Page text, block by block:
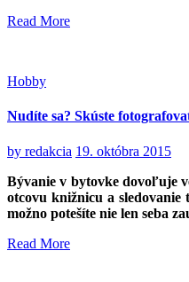
Read More
Hobby
Nudíte sa? Skúste
by redakcia 19. októbra 2015
Bývanie v bytovke dovoľuje
otcovu knižnicu a
možno potešíte nie len seba
Read More